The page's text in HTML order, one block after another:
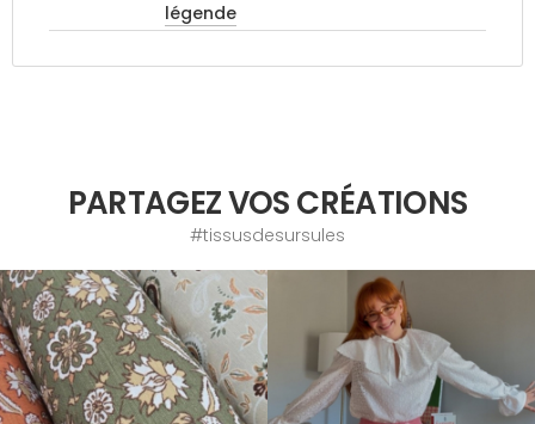
légende
PARTAGEZ VOS CRÉATIONS
#tissusdesursules